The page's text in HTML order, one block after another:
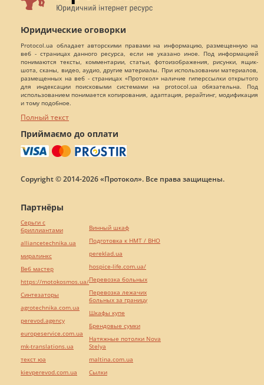
Юридические оговорки
Protocol.ua обладает авторскими правами на информацию, размещенную на
веб - страницах данного ресурса, если не указано иное. Под информацией
понимаются тексты, комментарии, статьи, фотоизображения, рисунки, ящик-
шота, сканы, видео, аудио, другие материалы. При использовании материалов,
размещенных на веб - страницах «Протокол» наличие гиперссылки открытого
для индексации поисковыми системами на protocol.ua обязательна. Под
использованием понимается копирования, адаптация, рерайтинг, модификация
и тому подобное.
Полный текст
Приймаємо до оплати
Copyright © 2014-2026 «Протокол». Все права защищены.
Партнёры
Серьги с
бриллиантами
alliancetechnika.ua
миралинкс
Веб мастер
https://motokosmos.ua/
Синтезаторы
agrotechnika.com.ua
perevod.agency
europeservice.com.ua
mk-translations.ua
текст юа
kievperevod.com.ua
Винный шкаф
Подготовка к НМТ / ВНО
pereklad.ua
hospice-life.com.ua/
Перевозка больных
Перевозка лежачих
больных за границу
Шкафы купе
Брендовые сумки
Натяжные потолки Nova
Stelya
maltina.com.ua
Cылки